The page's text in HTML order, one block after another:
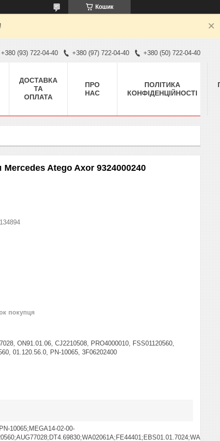
Кошик
+380 (93) 722-04-40 +380 (97) 722-04-40 +380 (50) 722-04-40
ДОСТАВКА
ТА
ОПЛАТА
ПРО
НАС
ПОЛІТИКА
КОНФІДЕНЦІЙНОСТІ
Mercedes Atego Axor 9324000240
покупця
ON91.01.06, CJ2210508, PRO4000010, FSS01120560,
01.120.56.0, PN-10065, 3F06202400
10065;MEGA14-02-00-